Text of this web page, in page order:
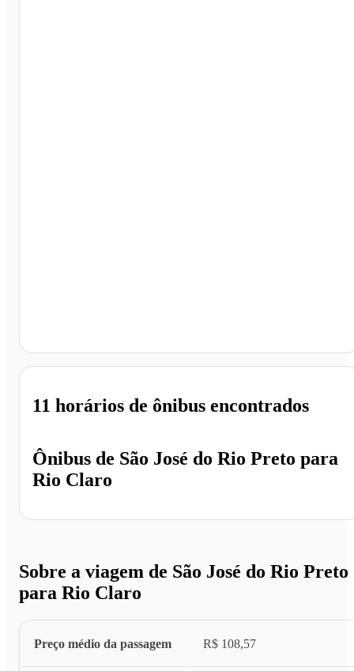
Ônibus de São José do Rio Preto para
Rio Claro
11 horários de ônibus encontrados
Sobre a viagem de São José do Rio Preto
para Rio Claro
Preço médio da passagem R$ 108,57